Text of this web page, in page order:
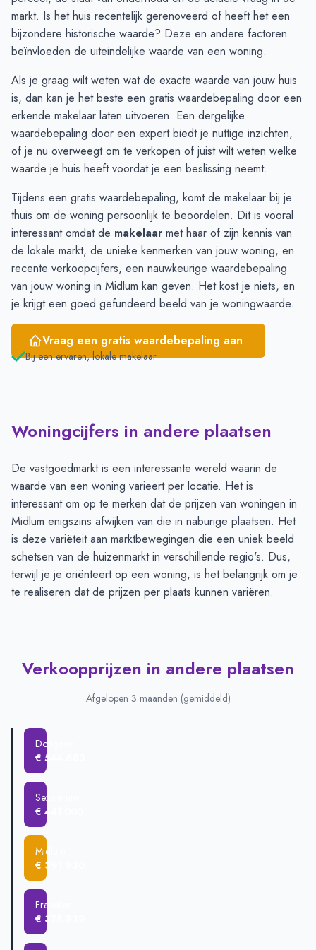
November € 384.500
€ 500.325
December
€ 407.000
€ 434.825
Januari
€ 219.000 € 219.000
Maart
€ 387.250
April
€ 387.250 -
Mei
€ 594.500-
Juni
€ 604.250-
markt. Is het huis recentelijk gerenoveerd of heeft het een
bijzondere historische waarde? Deze en andere factoren
beïnvloeden de uiteindelijke waarde van een woning.
Als je graag wilt weten wat de exacte waarde van jouw huis
is, dan kan je het beste een gratis waardebepaling door een
erkende makelaar laten uitvoeren. Een dergelijke
waardebepaling door een expert biedt je nuttige inzichten,
of je nu overweegt om te verkopen of juist wilt weten welke
waarde je huis heeft voordat je een beslissing neemt.
Tijdens een gratis waardebepaling, komt de makelaar bij je
thuis om de woning persoonlijk te beoordelen. Dit is vooral
interessant omdat de makelaar met haar of zijn kennis van
de lokale markt, de unieke kenmerken van jouw woning, en
recente verkoopcijfers, een nauwkeurige waardebepaling
van jouw woning in Midlum kan geven. Het kost je niets, en
je krijgt een goed gefundeerd beeld van je woningwaarde.
Vraag een gratis waardebepaling aan
Bij een ervaren, lokale makelaar
Woningcijfers in andere plaatsen
De vastgoedmarkt is een interessante wereld waarin de
waarde van een woning varieert per locatie. Het is
interessant om op te merken dat de prijzen van woningen in
Midlum enigszins afwijken van die in naburige plaatsen. Het
is deze variëteit aan marktbewegingen die een uniek beeld
schetsen van de huizenmarkt in verschillende regio's. Dus,
terwijl je je oriënteert op een woning, is het belangrijk om je
te realiseren dat de prijzen per plaats kunnen variëren.
Verkoopprijzen in andere plaatsen
Afgelopen 3 maanden (gemiddeld)
Dongjum
€ 544.683
Sexbierum
€ 441.000
Midlum
€ 391.930
Franeker
€ 378.839